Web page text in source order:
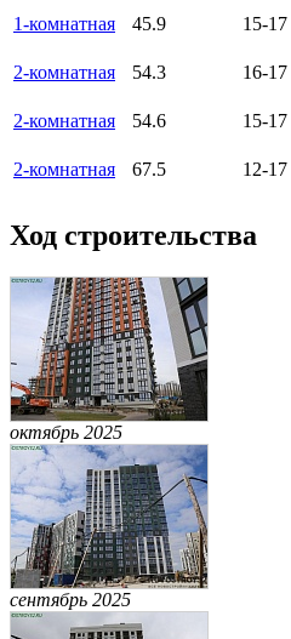
1-комнатная
45.9 15-17
2-комнатная
54.3 16-17
2-комнатная
54.6 15-17
2-комнатная
67.5 12-17
Ход строительства
октябрь 2025
сентябрь 2025